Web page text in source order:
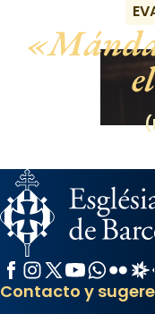
Facebook
Instagram
X / Twitter
YouTubeFlickr
Contacto y